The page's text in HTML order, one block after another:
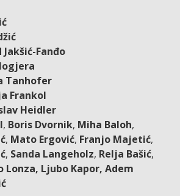
Fanđo
Tanhofer
Frankol
Heidler
, Boris Dvornik, Miha Baloh,
, Mato Ergović, Franjo Majetić,
, Sanda Langeholz, Relja Bašić,
Lonza, Ljubo Kapor, Adem